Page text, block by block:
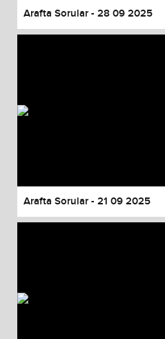
Arafta Sorular - 28 09 2025
Arafta Sorular - 21 09 2025